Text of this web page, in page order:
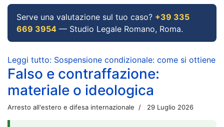
Serve una valutazione sul tuo caso? +39 335
669 3954 — Studio Legale Romano, Roma.
Leggi tutto: Sospensione condizionale: come si ottiene
Falso e contraffazione:
materiale o ideologica
Arresto all'estero e difesa internazionale 29 Luglio 2026